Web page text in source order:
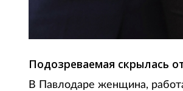
Подозреваемая скрылась
В Павлодаре женщина,